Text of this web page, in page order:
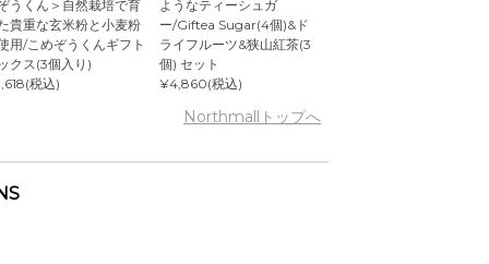
うくん＞自然栽培で育
貴重な玄米粉と小麦粉
用/こめぞうくんギフト
クス(3個入り)
税込)
ようなティーシュガ
ー/Giftea Sugar(4個)&ド
ライフルーツ&狭山紅茶(3
個) セット
¥4,860(税込)
Northmallトップへ